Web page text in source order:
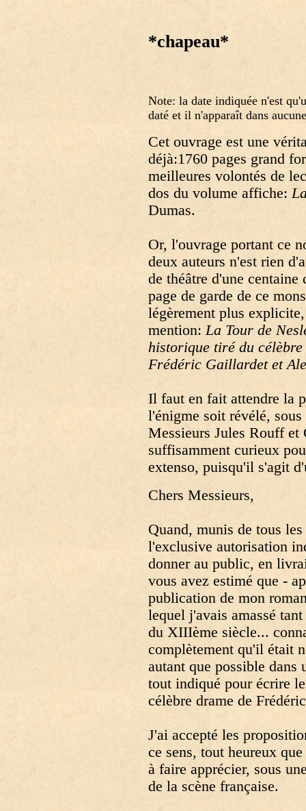
*chapeau*
Note: la date indiquée n'est
daté et il n'apparaît dans
Cet ouvrage est une
déjà:1760 pages grand
meilleures volontés de
dos du volume affiche:
Dumas.
Or, l'ouvrage portant ce
deux auteurs n'est rien
de théâtre d'une centaine
page de garde de ce
légèrement plus
mention:La Tour de
historique tiré du célèbre
Frédéric Gaillardet et
Il faut en fait attendre la
l'énigme soit révélé,
Messieurs Jules Rouff
suffisamment curieux
extenso, puisqu'il s'agit
Chers Messieurs,
Quand, munis de tous
l'exclusive autorisation
donner au public, en
vous avez estimé que -
publication de mon
lequel j'avais amassé
du XIIIème siècle...
complètement qu'il était
autant que possible
tout indiqué pour écrire
célèbre drame de
J'ai accepté les
ce sens, tout heureux
à faire apprécier, sous
de la scène française.